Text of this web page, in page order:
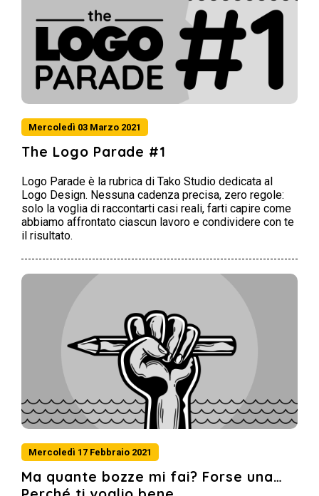
Mercoledì 03 Marzo 2021
The Logo Parade #1
Logo Parade è la rubrica di Tako Studio dedicata al
Logo Design. Nessuna cadenza precisa, zero regole:
solo la voglia di raccontarti casi reali, farti capire come
abbiamo affrontato ciascun lavoro e condividere con te
il risultato.
Mercoledì 17 Febbraio 2021
Ma quante bozze mi fai? Forse una…